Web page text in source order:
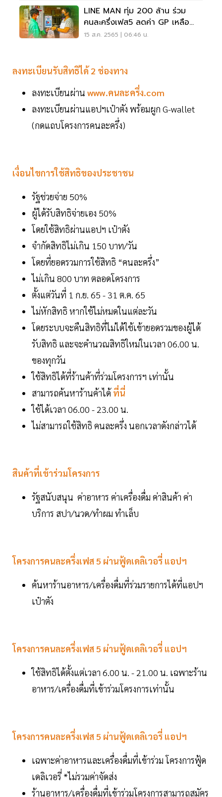
LINE MAN ทุ่ม 200 ล้าน ร่วม
คนละครึ่งเฟส5 ลดค่า GP เหลือ
9%
15 ส.ค. 2565 | 06:46 น.
ลงทะเบียนรับสิทธิได้ 2 ช่องทาง
ลงทะเบียนผ่าน www.คนละครึ่ง.com
ลงทะเบียนผ่านแอปฯเป๋าตัง พร้อมผูก G-wallet
(กดแถบโครงการคนละครึ่ง)
เงื่อนไขการใช้สิทธิของประชาชน
รัฐช่วยจ่าย 50%
ผู้ได้รับสิทธิจ่ายเอง 50%
โดยใช้สิทธิผ่านแอปฯ เป๋าตัง
จำกัดสิทธิไม่เกิน 150 บาท/วัน
โดยที่ยอดรวมการใช้สิทธิ “คนละครึ่ง”
ไม่เกิน 800 บาท ตลอดโครงการ
ตั้งแต่วันที่ 1 ก.ย. 65 - 31 ต.ค. 65
ไม่หักสิทธิ หากใช้ไม่หมดในแต่ละวัน
โดยระบบจะคืนสิทธิที่ไม่ได้ใช้เข้ายอดรวมของผู้ได้
รับสิทธิ และจะคำนวณสิทธิใหม่ในเวลา 06.00 น.
ของทุกวัน
ใช้สิทธิได้ที่ร้านค้าที่ร่วมโครงการฯ เท่านั้น
สามารถค้นหาร้านค้าได้ที่นี่
ใช้ได้เวลา 06.00 - 23.00 น.
ไม่สามารถใช้สิทธิ คนละครึ่ง นอกเวลาดังกล่าวได้
สินค้าที่เข้าร่วมโครงการ
รัฐสนับสนุน ค่าอาหาร ค่าเครื่องดื่ม ค่าสินค้า ค่า
บริการ สปา/นวด/ทำผม ทำเล็บ
โครงการคนละครึ่งเฟส 5 ผ่านฟู้ดเดลิเวอรี่ แอปฯ
ค้นหาร้านอาหาร/เครื่องดื่มที่ร่วมรายการได้ที่แอปฯ
เป๋าตัง
โครงการคนละครึ่งเฟส 5 ผ่านฟู้ดเดลิเวอรี่ แอปฯ
ใช้สิทธิได้ตั้งแต่เวลา 6.00 น. - 21.00 น. เฉพาะร้าน
อาหาร/เครื่องดื่มที่เข้าร่วมโครงการเท่านั้น
โครงการคนละครึ่งเฟส 5 ผ่านฟู้ดเดลิเวอรี่ แอปฯ
เฉพาะค่าอาหารและเครื่องดื่มที่เข้าร่วม โครงการฟู้ด
เดลิเวอรี่ *ไม่รวมค่าจัดส่ง
ร้านอาหาร/เครื่องดื่มที่เข้าร่วมโครงการสามารถสมัคร